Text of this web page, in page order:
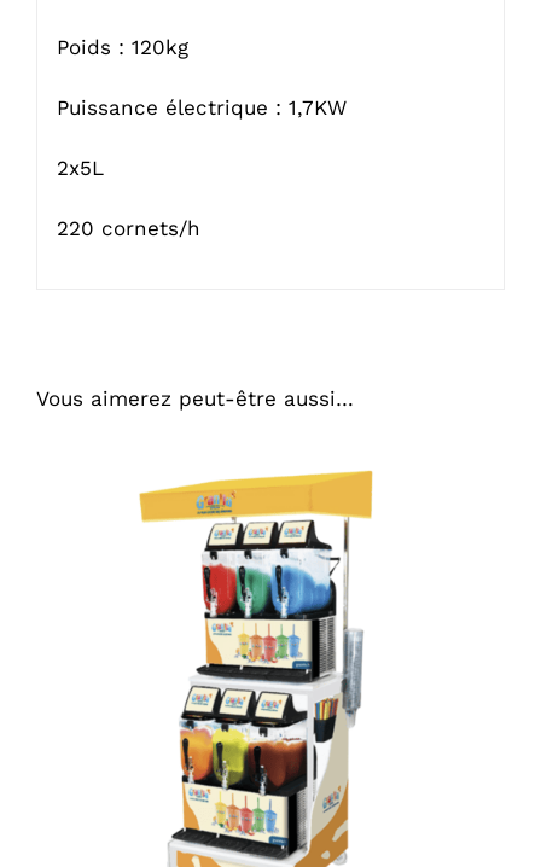
Poids : 120kg
Puissance électrique : 1,7KW
2x5L
220 cornets/h
Vous aimerez peut-être aussi…
DÉTAILS